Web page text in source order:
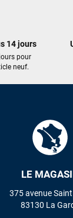
14 jours
pour
neuf.
LE
375 avenue
83130 La
que je galérais à
à laquelle je
dyno !
VOIR TOUS LES
LAISSER UN